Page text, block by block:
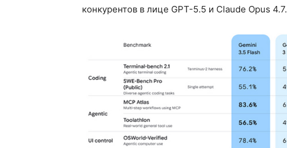
конкурентов в лице GPT-5.5 и Claude Opus 4.7.